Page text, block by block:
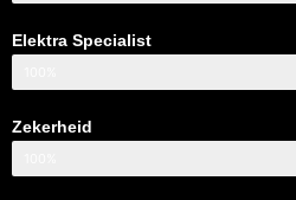
Elektra Specialist
Zekerheid